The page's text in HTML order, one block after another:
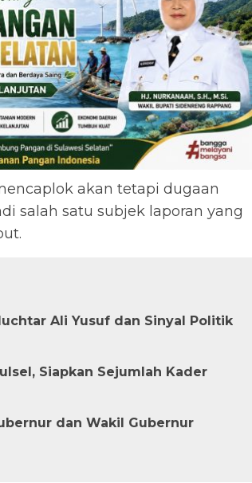
akan tetapi dugaan
salah satu subjek laporan yang
Ali Yusuf dan Sinyal Politik
Siapkan Sejumlah Kader
dan Wakil Gubernur